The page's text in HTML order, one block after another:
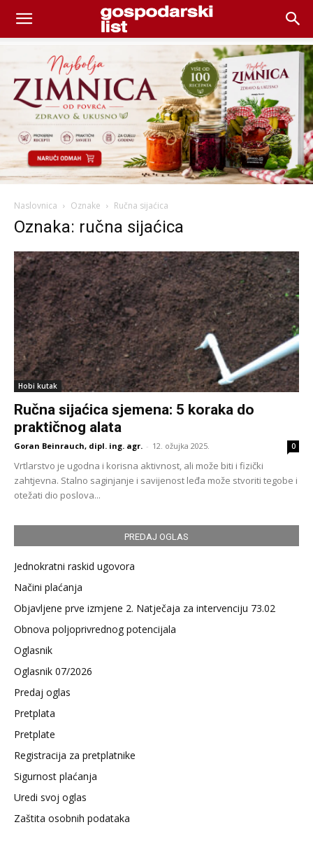
Naslovnica Oznake Ručna sijaćica
Oznaka: ručna sijaćica
Hobi kutak
Ručna sijaćica sjemena: 5 koraka do
praktičnog alata
Goran Beinrauch, dipl. ing. agr. - 12. ožujka 2025. 0
Vrtlarstvo je ugodna i korisna aktivnost, ali može biti i fizički
zahtjevna. Stalno saginjanje i savijenost leđa može stvoriti tegobe i
otežati dio poslova...
PREDAJ OGLAS
Jednokratni raskid ugovora
Načini plaćanja
Objavljene prve izmjene 2. Natječaja za intervenciju 73.02
Obnova poljoprivrednog potencijala
Oglasnik
Oglasnik 07/2026
Predaj oglas
Pretplata
Pretplate
Registracija za pretplatnike
Sigurnost plaćanja
Uredi svoj oglas
Zaštita osobnih podataka